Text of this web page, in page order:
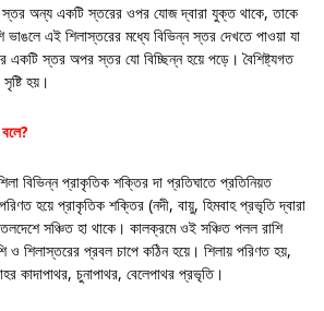
স্তর অন্য একটি স্তরের ওপর যোজ দ্বারা যুক্ত থাকে, তাকে
এই শিলাস্তরের মধ্যে বিভিন্ন স্তর দেখতে পাওয়া যা
একটি স্তর অপর স্তর যো বিচ্ছিন্ন হয়ে পড়ে। বৈশিষ্ট্যগত
হয়।
বিভিন্ন প্রাকৃতিক শক্তির দা প্রতিঘাতে প্রতিনিয়ত
পরিণত হয়ে প্রাকৃতিক শক্তির (নদী, বায়ু, হিমবাহ প্রভৃতি দ্বারা
সঞ্চিত হা থাকে। কালক্রমে ওই সঞ্চিত পলল রাশি
ও শিলাস্তরের প্রবল চাপে কঠিন হয়ে। শিলায় পরিণত হয়,
কাদাপাথর, চুনাপাথর, বেলেপাথর প্রভৃতি।